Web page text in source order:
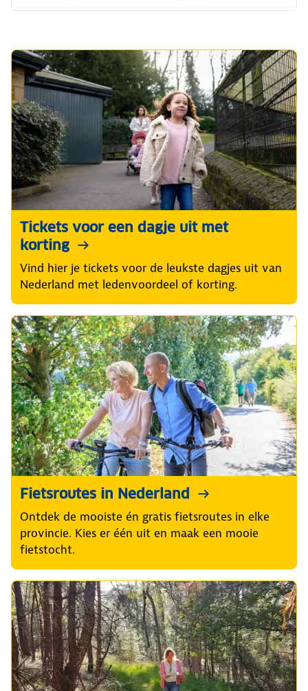
Tickets voor een dagje uit met
korting
Vind hier je tickets voor de leukste dagjes uit van
Nederland met ledenvoordeel of korting.
Fietsroutes in Nederland
Ontdek de mooiste én gratis fietsroutes in elke
provincie. Kies er één uit en maak een mooie
fietstocht.